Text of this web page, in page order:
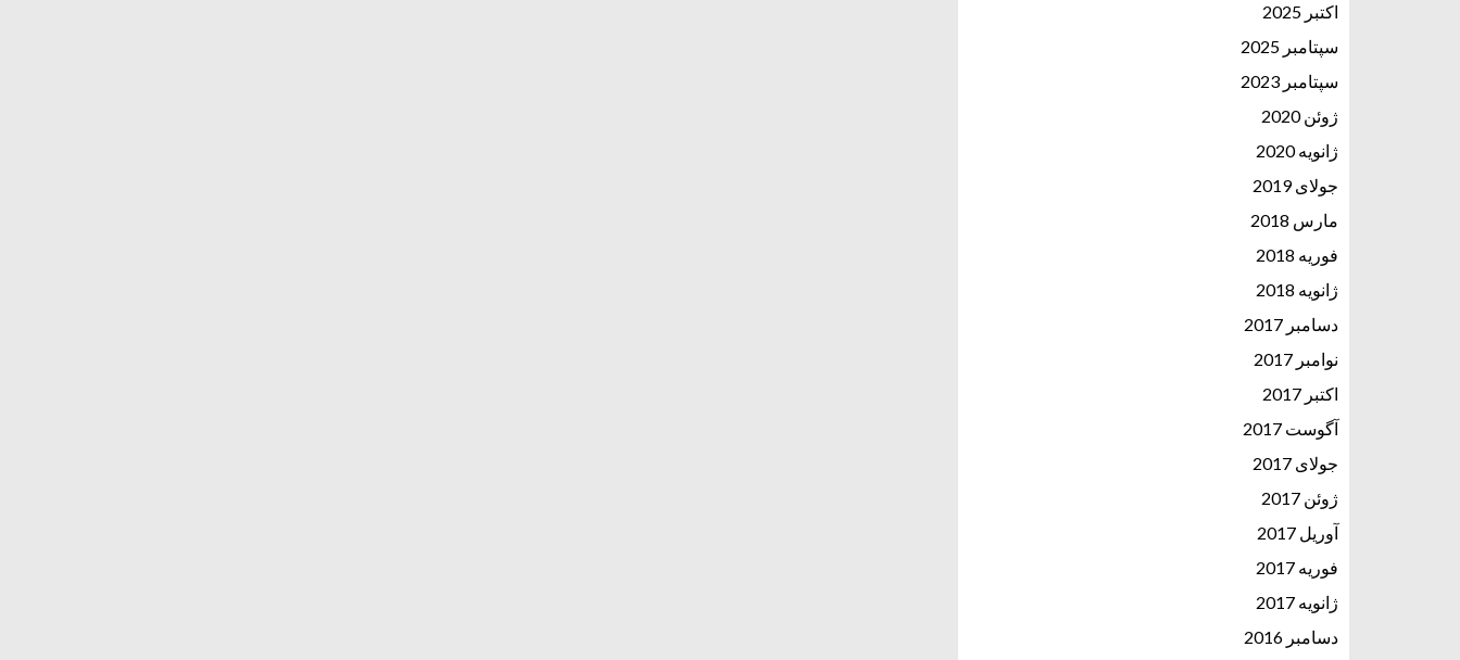
اکتبر 2025
سپتامبر 2025
سپتامبر 2023
ژوئن 2020
ژانویه 2020
جولای 2019
مارس 2018
فوریه 2018
ژانویه 2018
دسامبر 2017
نوامبر 2017
اکتبر 2017
آگوست 2017
جولای 2017
ژوئن 2017
آوریل 2017
فوریه 2017
ژانویه 2017
دسامبر 2016